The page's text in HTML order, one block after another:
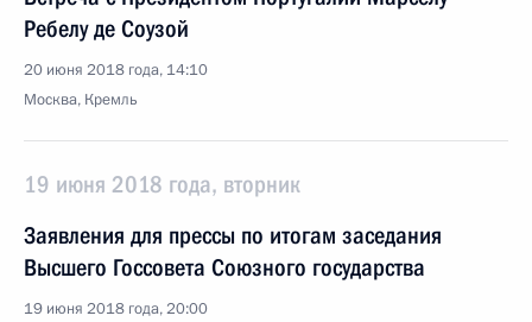
Ребелу де Соузой
20 июня 2018 года, 14:10
Москва, Кремль
19 июня 2018 года, вторник
Заявления для прессы по итогам заседания
Высшего Госсовета Союзного государства
19 июня 2018 года, 20:00